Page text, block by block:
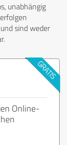
unabhängig
sind weder
Online-